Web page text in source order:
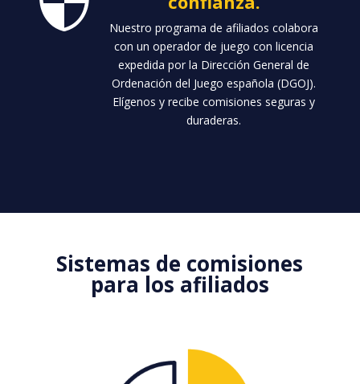
Nuestro programa de afiliados colabora
con un operador de juego con licencia
expedida por la Dirección General de
Ordenación del Juego española (DGOJ).
Elígenos y recibe comisiones seguras y
duraderas.
Sistemas de comisiones
para los afiliados